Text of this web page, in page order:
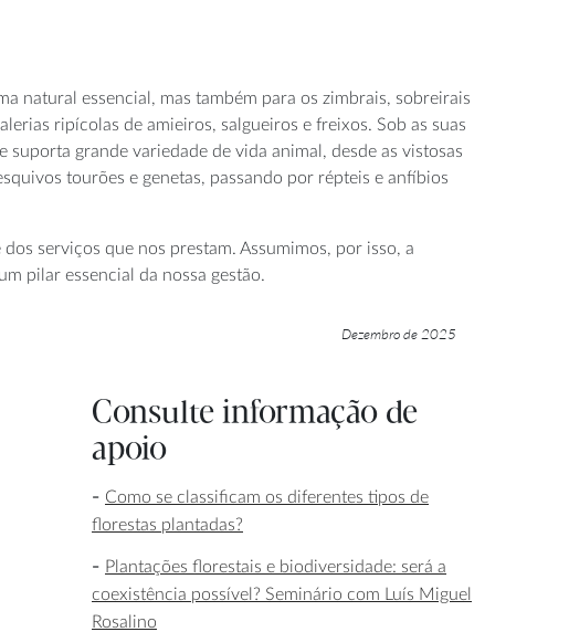
natural essencial, mas também para os zimbrais, sobreirais
ripícolas de amieiros, salgueiros e freixos. Sob as suas
grande variedade de vida animal, desde as vistosas
tourões e genetas, passando por répteis e anfíbios
serviços que nos prestam. Assumimos, por isso, a
pilar essencial da nossa gestão.
Dezembro de 2025
Consulte informação de
apoio
Como se classificam os diferentes tipos de
florestas plantadas?
Plantações florestais e biodiversidade: será a
coexistência possível? Seminário com Luís Miguel
Rosalino